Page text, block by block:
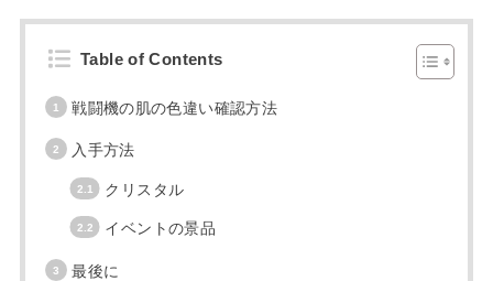
Table of Contents
戦闘機の肌の色違い確認方法
入手方法
クリスタル
イベントの景品
最後に